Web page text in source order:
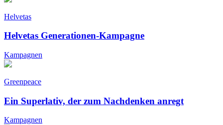
Helvetas
Helvetas Generationen-Kampagne
Kampagnen
Greenpeace
Ein Superlativ, der zum Nachdenken anregt
Kampagnen